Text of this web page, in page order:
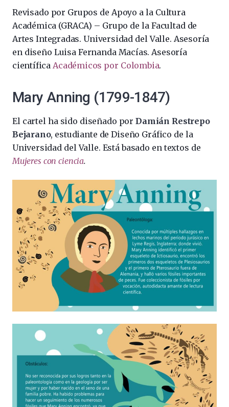
Revisado por Grupos de Apoyo a la Cultura
Académica (GRACA) – Grupo de la Facultad de
Artes Integradas. Universidad del Valle. Asesoría
en diseño Luisa Fernanda Macías. Asesoría
científica Académicos por Colombia.
Mary Anning (1799-1847)
El cartel ha sido diseñado porDamián Restrepo
Bejarano, estudiante de Diseño Gráfico de la
Universidad del Valle. Está basado en textos de
Mujeres con ciencia.